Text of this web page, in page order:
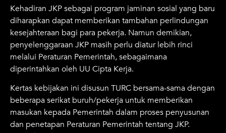
Kehadiran JKP sebagai program jaminan sosial yang baru
diharapkan dapat memberikan tambahan perlindungan
kesejahteraan bagi para pekerja. Namun demikian,
penyelenggaraan JKP masih perlu diatur lebih rinci
melalui Peraturan Pemerintah, sebagaimana
diperintahkan oleh UU Cipta Kerja.
Kertas kebijakan ini disusun TURC bersama-sama dengan
beberapa serikat buruh/pekerja untuk memberikan
masukan kepada Pemerintah dalam proses penyusunan
dan penetapan Peraturan Pemerintah tentang JKP.